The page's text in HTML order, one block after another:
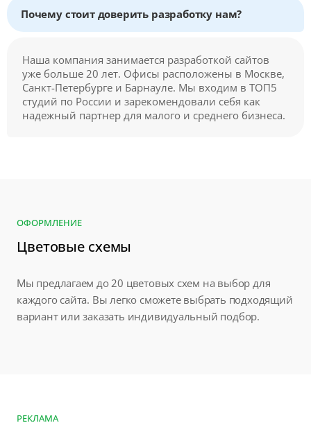
Почему стоит доверить разработку нам?
Наша компания занимается разработкой сайтов
уже больше 20 лет. Офисы расположены в Москве,
Санкт-Петербурге и Барнауле. Мы входим в ТОП5
студий по России и зарекомендовали себя как
надежный партнер для малого и среднего бизнеса.
ОФОРМЛЕНИЕ
Цветовые схемы
Мы предлагаем до 20 цветовых схем на выбор для
каждого сайта. Вы легко сможете выбрать подходящий
вариант или заказать индивидуальный подбор.
РЕКЛАМА